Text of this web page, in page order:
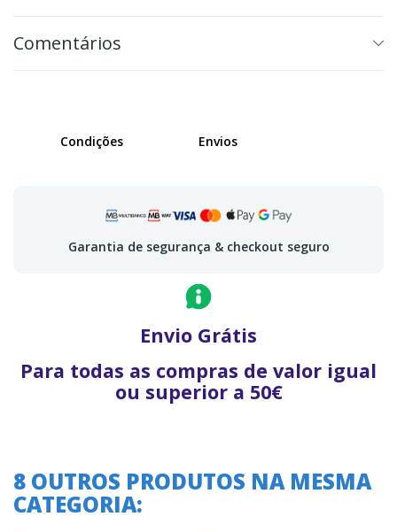
Comentários
Condições Envios
Garantia de segurança & checkout seguro
Envio Grátis
Para todas as compras de valor igual
ou superior a 50€
8 OUTROS PRODUTOS NA MESMA
CATEGORIA: